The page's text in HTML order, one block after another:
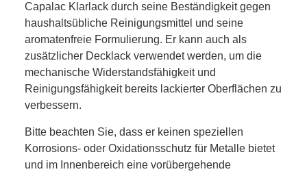
Capalac Klarlack durch seine Beständigkeit gegen
haushaltsübliche Reinigungsmittel und seine
aromatenfreie Formulierung. Er kann auch als
zusätzlicher Decklack verwendet werden, um die
mechanische Widerstandsfähigkeit und
Reinigungsfähigkeit bereits lackierter Oberflächen zu
verbessern.
Bitte beachten Sie, dass er keinen speziellen
Korrosions- oder Oxidationsschutz für Metalle bietet
und im Innenbereich eine vorübergehende